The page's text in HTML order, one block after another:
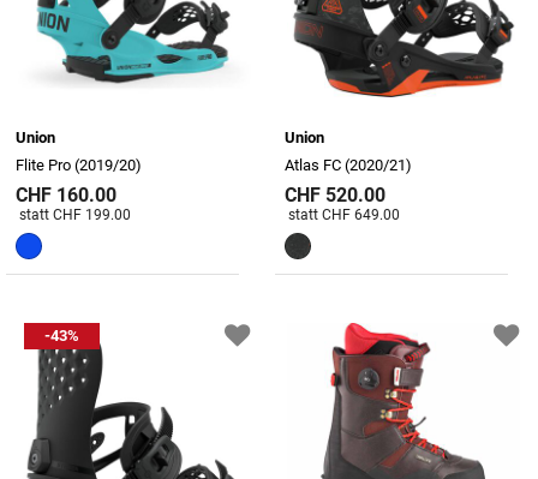
Union
Flite Pro (2019/20)
CHF 160.00
Preis reduziert von
statt CHF 199.00
Union
Atlas FC (2020/21)
CHF 520.00
Preis reduziert von
statt CHF 649.00
-43%